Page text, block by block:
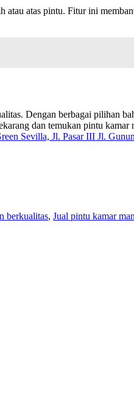
atas pintu. Fitur ini
Dengan berbagai pilihan
dan temukan pintu kamar
Sevilla, Jl. Pasar III Jl.
berkualitas, Jual pintu kamar